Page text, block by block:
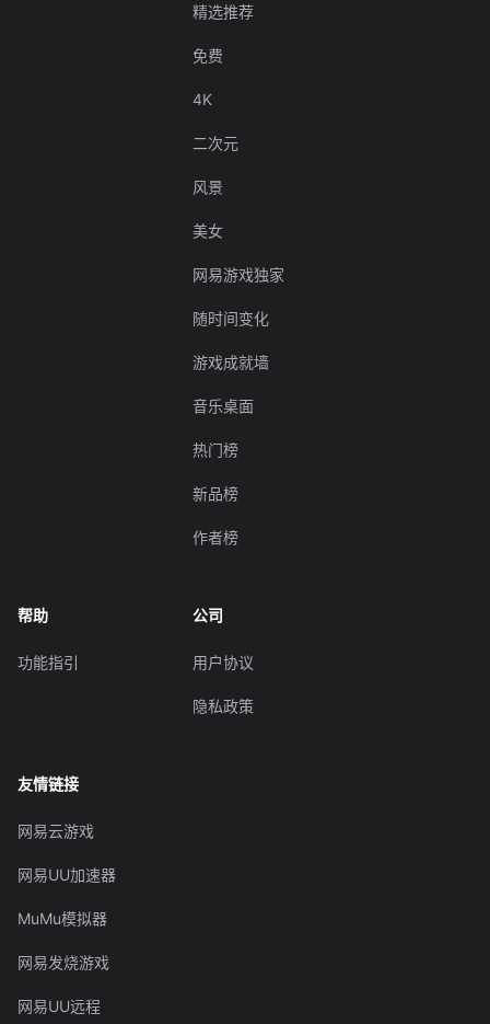
精选推荐
免费
4K
二次元
风景
美女
网易游戏独家
随时间变化
游戏成就墙
音乐桌面
热门榜
新品榜
作者榜
帮助
功能指引
公司
用户协议
隐私政策
友情链接
网易云游戏
网易UU加速器
MuMu模拟器
网易发烧游戏
网易UU远程